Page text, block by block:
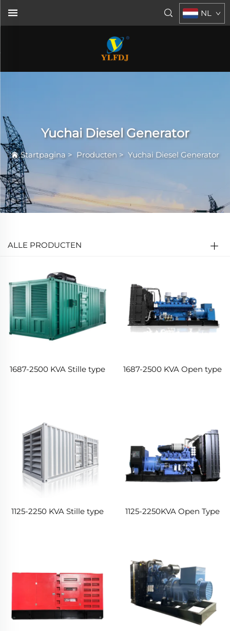
NL
Yuchai Diesel Generator
Startpagina> Producten > Yuchai Diesel Generator
ALLE PRODUCTEN
1687-2500 KVA Stille type 1687-2500 KVA Open type
1125-2250 KVA Stille type 1125-2250KVA Open Type